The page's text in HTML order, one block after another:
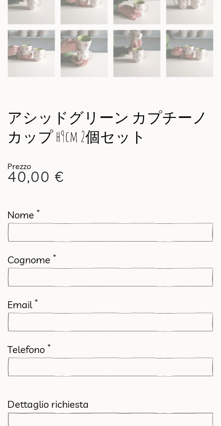
アシッドグリーン カプチーノ
カップ h9cm 2個セット
40,00 €
Nome *
Cognome *
Email *
Telefono *
Dettaglio richiesta